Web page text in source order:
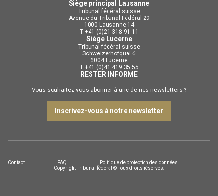
Siège principal Lausanne
Tribunal fédéral suisse
Avenue du Tribunal-Fédéral 29
1000 Lausanne 14
T +41 (0)21 318 91 11
Siège Lucerne
Tribunal fédéral suisse
Schweizerhofquai 6
6004 Lucerne
T +41 (0)41 419 35 55
RESTER INFORMÉ
Vous souhaitez vous abonner à une de nos newsletters ?
Inscrivez-vous à notre newsletter
Copyright Tribunal fédéral © Tous droits réservés.
Contact FAQ Politique de protection des données